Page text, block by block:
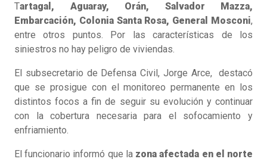
Tartagal, Aguaray, Orán, Salvador Mazza,
Embarcación, Colonia Santa Rosa, General Mosconi,
entre otros puntos. Por las características de los
siniestros no hay peligro de viviendas.
El subsecretario de Defensa Civil, Jorge Arce, destacó
que se prosigue con el monitoreo permanente en los
distintos focos a fin de seguir su evolución y continuar
con la cobertura necesaria para el sofocamiento y
enfriamiento.
El funcionario informó que la zona afectada en el norte